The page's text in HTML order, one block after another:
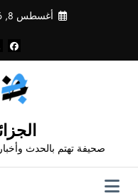
أغسطس 8, 2026
صحيفة تهتم بالحدث